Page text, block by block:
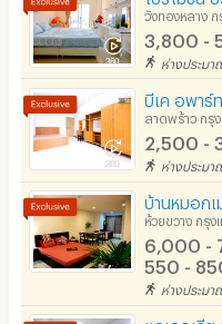
วังทองหลาง ก
3,800 -
ห่างประมา
บีเค อพาร์
ลาดพร้าว กรุ
2,500 -
ห่างประมา
ห้วยขวาง กรุง
6,000 -
550 -
ห่างประมา